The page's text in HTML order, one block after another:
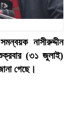
নাসীরুদ্দীন
(৩১ জুলাই)
গেছে।